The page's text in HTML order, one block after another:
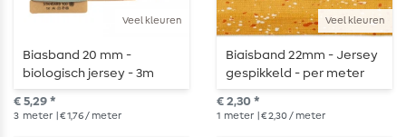
Veel kleuren
Biasband 20 mm -
biologisch jersey - 3m
lengte
€ 5,29 *
3 meter | € 1,76 / meter
Veel kleuren
Biaisband 22mm - Jersey
gespikkeld - per meter
€ 2,30 *
1 meter | € 2,30 / meter